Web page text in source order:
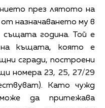
през лятото на
от назначаването му в
същата година. Той е
къщата, която е
сгради, построени
номера 23, 25, 27/29
Като чужд
да притежава